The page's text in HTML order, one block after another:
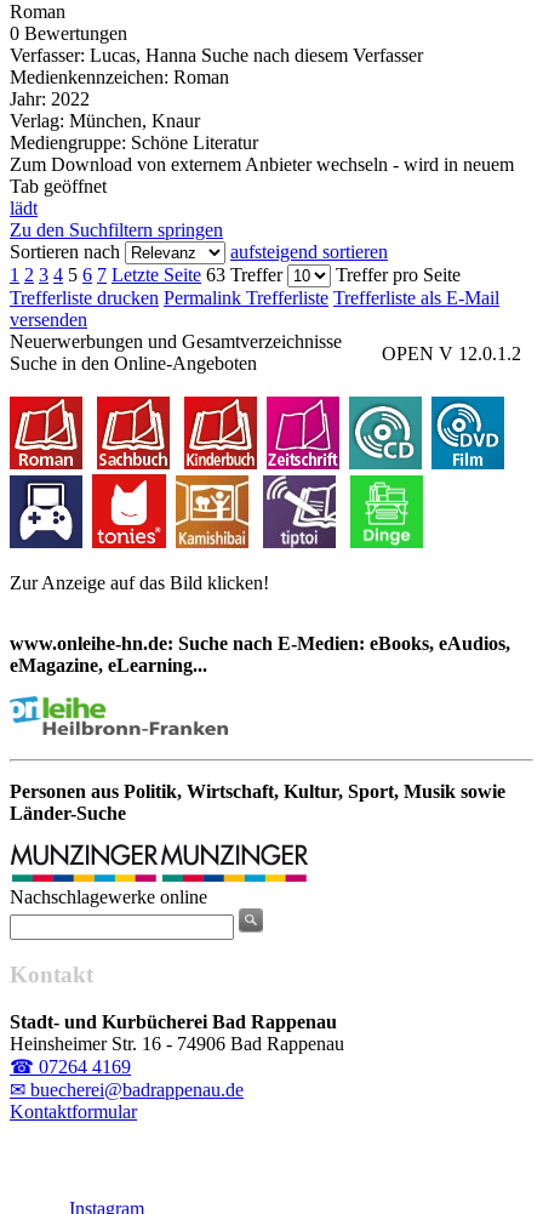
Roman
0 Bewertungen
Verfasser: Lucas, Hanna Suche nach diesem Verfasser
Medienkennzeichen: Roman
Jahr: 2022
Verlag: München, Knaur
Mediengruppe: Schöne Literatur
Zum Download von externem Anbieter wechseln - wird in neuem
Tab geöffnet
lädt
Zu den Suchfiltern springen
Sortieren nach
aufsteigend sortieren
1 2 3 4 5 6 7 Letzte Seite 63 Treffer
Treffer pro Seite
Trefferliste drucken Permalink Trefferliste Trefferliste als E-Mail
versenden
OPEN V 12.0.1.2
Neuerwerbungen und Gesamtverzeichnisse
Zur Anzeige auf das Bild klicken!
Suche in den Online-Angeboten
www.onleihe-hn.de: Suche nach E-Medien: eBooks, eAudios,
eMagazine, eLearning...
Personen aus Politik, Wirtschaft, Kultur, Sport, Musik sowie
Länder-Suche
Nachschlagewerke online
Kontakt
Stadt- und Kurbücherei Bad Rappenau
Heinsheimer Str. 16 - 74906 Bad Rappenau
☎ 07264 4169
✉ buecherei@badrappenau.de
Kontaktformular
Instagram